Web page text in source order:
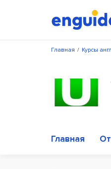
/
Главная Курсы
Главная